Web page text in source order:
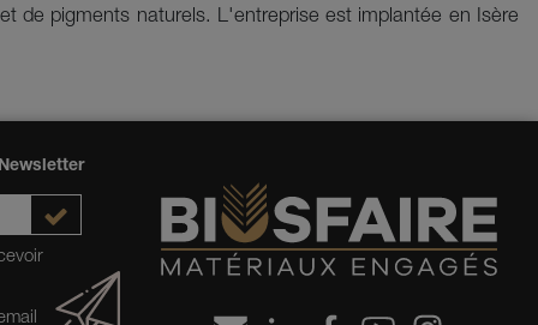
de pigments naturels. L'entreprise est implantée en Isère